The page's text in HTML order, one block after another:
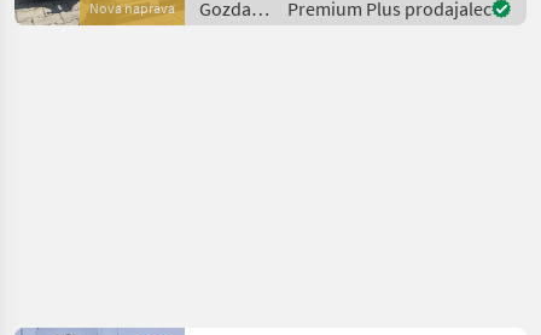
Nova naprava
920 kg. – 36 h
Gozdarska
in
Premium Plus prodajalec